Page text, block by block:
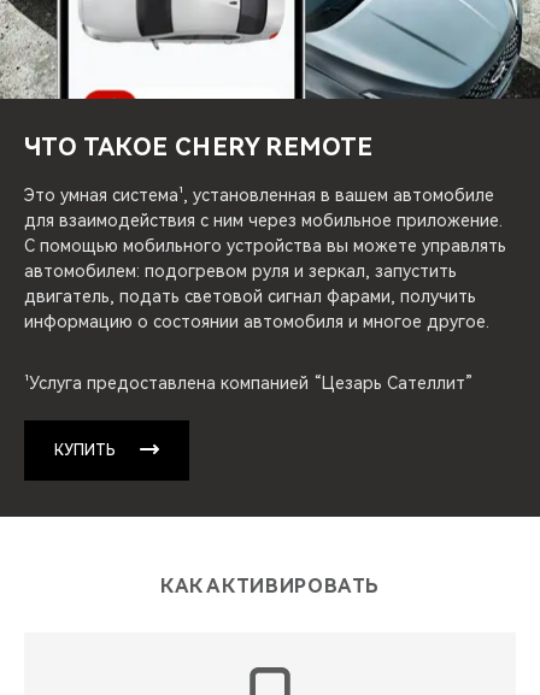
CHERY И СПОРТ
ВИДЕООБЗОРЫ
CHERY ДЛЯ ДЕТЕЙ
ЧТО ТАКОЕ CHERY REMOTE
Это умная система¹, установленная в вашем автомобиле
для взаимодействия с ним через мобильное приложение.
С помощью мобильного устройства вы можете управлять
автомобилем: подогревом руля и зеркал, запустить
двигатель, подать световой сигнал фарами, получить
информацию о состоянии автомобиля и многое другое.
¹Услуга предоставлена компанией “Цезарь Сателлит”
КУПИТЬ
КАК АКТИВИРОВАТЬ